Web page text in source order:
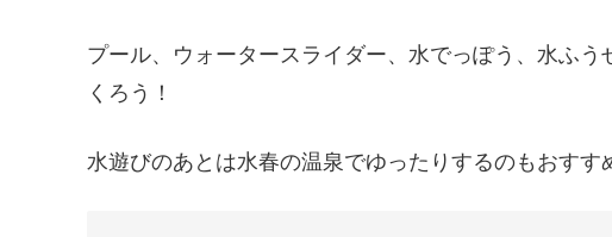
プール、ウォータースライダー、水でっぽう、水ふ
くろう！
水遊びのあとは水春の温泉でゆったりするのもおすす